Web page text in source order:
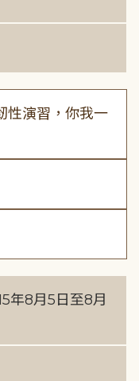
性演習，你我一
年8月5日至8月